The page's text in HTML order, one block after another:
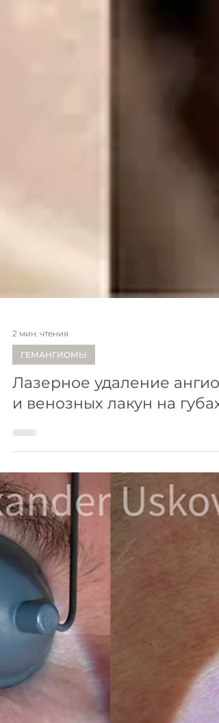
2 мин. чтения
ГЕМАНГИОМЫ
Лазерное удаление
и венозных лакун на губах